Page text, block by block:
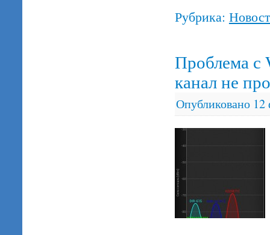
Рубрика:
Проблема
канал не
Опубликовано 12